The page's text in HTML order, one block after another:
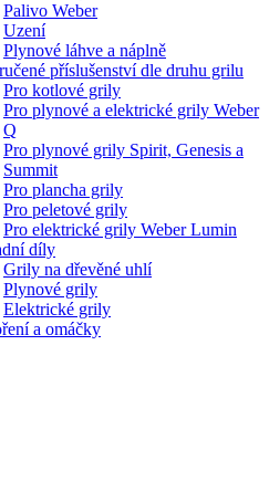
Palivo Weber
Uzení
Plynové láhve a náplně
příslušenství dle druhu grilu
Pro kotlové grily
Pro plynové a elektrické grily Weber
Q
Pro plynové grily Spirit, Genesis a
Summit
Pro plancha grily
Pro peletové grily
Pro elektrické grily Weber Lumin
díly
Grily na dřevěné uhlí
Plynové grily
Elektrické grily
a omáčky